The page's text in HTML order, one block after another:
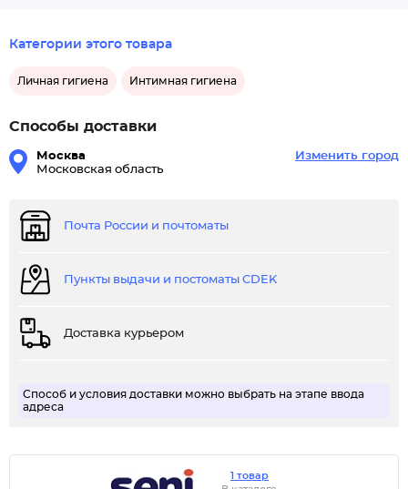
Категории этого товара
Личная гигиена Интимная гигиена
Способы доставки
Москва
Московская область
Изменить город
Почта России и почтоматы
Пункты выдачи и постоматы CDEK
Доставка курьером
Способ и условия доставки можно выбрать на этапе ввода
адреса
1 товар